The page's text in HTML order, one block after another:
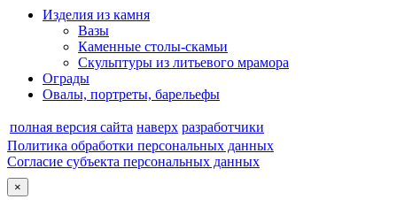
Изделия из камня
Вазы
Каменные столы-скамьи
Скульптуры из литьевого мрамора
Ограды
Овалы, портреты, барельефы
полная версия сайта наверх разработчики
Политика обработки персональных данных
Согласие субъекта персональных данных
×